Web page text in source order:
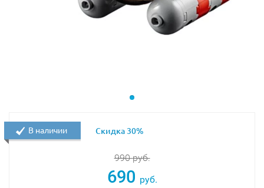
990руб.
690 руб.
В наличии Скидка 30%